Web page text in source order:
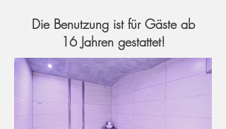
Die Benutzung ist für Gäste ab
16 Jahren gestattet!